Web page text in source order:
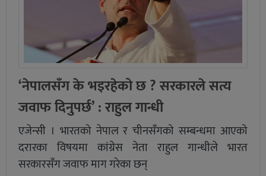
‘नेपालसँग के भइरहेको छ ? सरकारले सत्य
जवाफ दिनुपर्छ’ : राहुल गान्धी
एजेन्सी । भारतको नेपाल र चीनसँगको सम्बन्धमा आएको
दरारका विषयमा कांग्रेस नेता राहुल गान्धीले भारत
सरकारसँग जवाफ माग गरेका छन्